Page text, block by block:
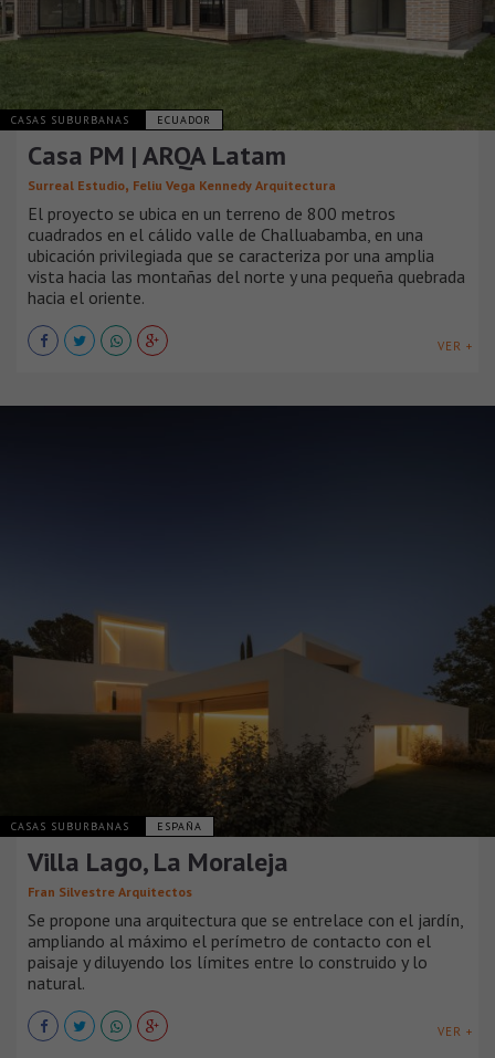
CASAS SUBURBANAS ECUADOR
Casa PM | ARQA Latam
Surreal Estudio, Feliu Vega Kennedy Arquitectura
El proyecto se ubica en un terreno de 800 metros
cuadrados en el cálido valle de Challuabamba, en una
ubicación privilegiada que se caracteriza por una amplia
vista hacia las montañas del norte y una pequeña quebrada
hacia el oriente.
VER +
CASAS SUBURBANAS ESPAÑA
Villa Lago, La Moraleja
Fran Silvestre Arquitectos
Se propone una arquitectura que se entrelace con el jardín,
ampliando al máximo el perímetro de contacto con el
paisaje y diluyendo los límites entre lo construido y lo
natural.
VER +